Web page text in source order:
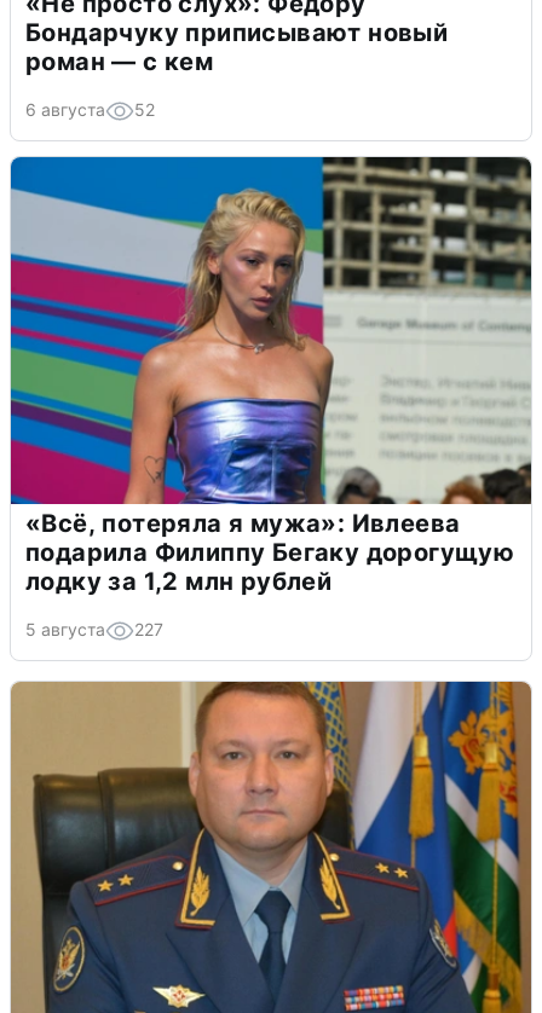
Бондарчуку приписывают новый
роман — с кем
6 августа 52
«Всё, потеряла я мужа»: Ивлеева
подарила Филиппу Бегаку дорогущую
лодку за 1,2 млн рублей
5 августа 227